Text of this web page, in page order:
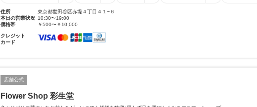
住所
東京都世田谷区赤堤４丁目４１−６
本日の営業状況 10:30〜19:00
価格帯
￥500〜￥10,000
クレジット
カード
店舗公式
Flower Shop 彩生堂